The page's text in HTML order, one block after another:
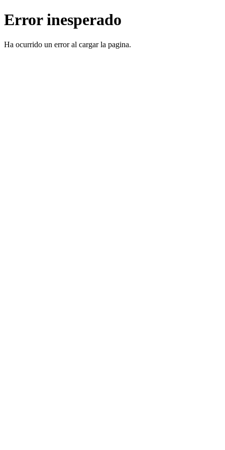
Error inesperado
Ha ocurrido un error al cargar la pagina.